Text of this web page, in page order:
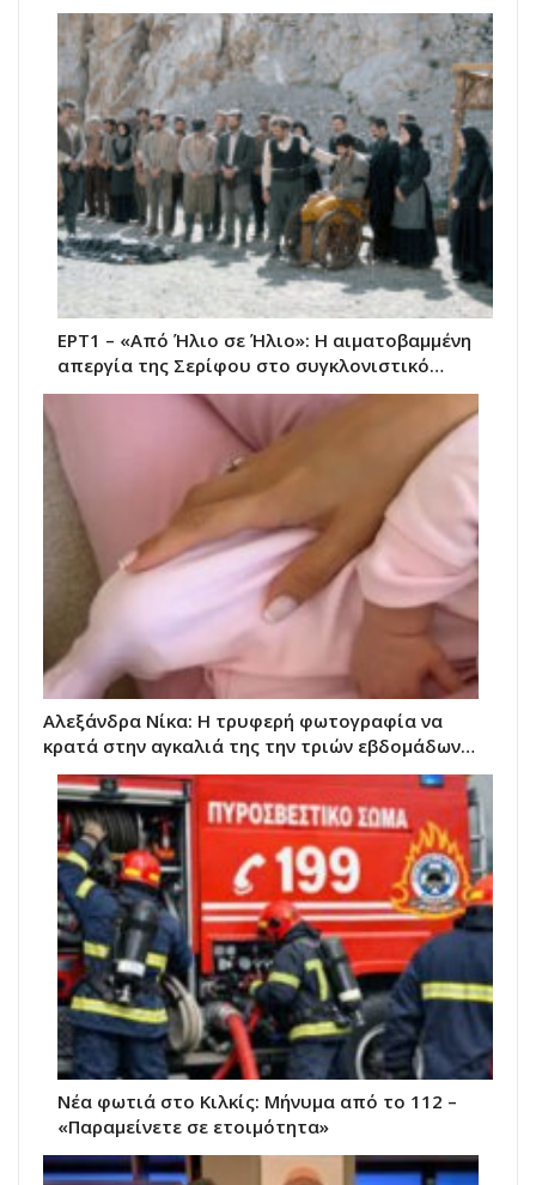
ΕΡΤ1 – «Από Ήλιο σε Ήλιο»: Η αιματοβαμμένη
απεργία της Σερίφου στο συγκλονιστικό…
Αλεξάνδρα Νίκα: Η τρυφερή φωτογραφία να
κρατά στην αγκαλιά της την τριών εβδομάδων…
Νέα φωτιά στο Κιλκίς: Μήνυμα από το 112 –
«Παραμείνετε σε ετοιμότητα»